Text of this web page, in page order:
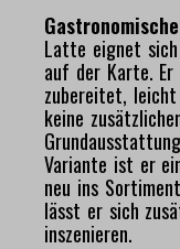
Latte eignet
auf der Karte.
zubereitet,
keine
Variante ist er
neu ins
lässt er sich
inszenieren.